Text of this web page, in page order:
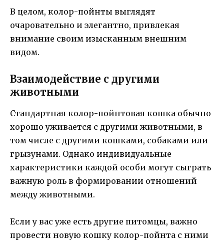
В целом, колор-пойнты выглядят
очаровательно и элегантно, привлекая
внимание своим изысканным внешним
видом.
Взаимодействие с другими
животными
Стандартная колор-пойнтовая кошка обычно
хорошо уживается с другими животными, в
том числе с другими кошками, собаками или
грызунами. Однако индивидуальные
характеристики каждой особи могут сыграть
важную роль в формировании отношений
между животными.
Если у вас уже есть другие питомцы, важно
провести новую кошку колор-пойнта с ними